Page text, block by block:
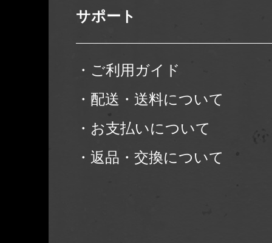
サポート
・ご利用ガイド
・配送・送料について
・お支払いについて
・返品・交換について